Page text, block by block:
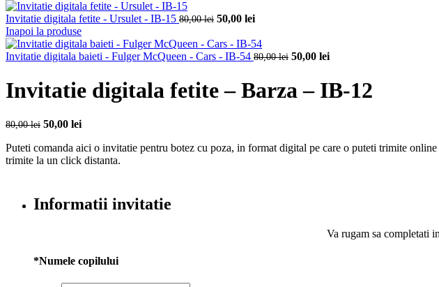
Invitatie digitala fetite - Ursulet - IB-15 80,00lei Prețul
a
fost:
50,00 leiPrețul
este:
50,00 lei.
Inapoi la produse
Invitatie digitala baieti - Fulger McQueen - Cars - IB-54 80,00lei Prețul
fost:
50,00 leiPrețul
este:
50,00 lei.
Invitatie digitala fetite – Barza – IB-12
80,00lei Prețul
a
fost:
50,00 leiPrețul
este:
50,00 lei.
Puteti comanda aici o invitatie pentru botez cu poza, in format digital pe care o puteti trimite
trimite la un click distanta.
Informatii invitatie
Va rugam sa completati
*Numele copilului